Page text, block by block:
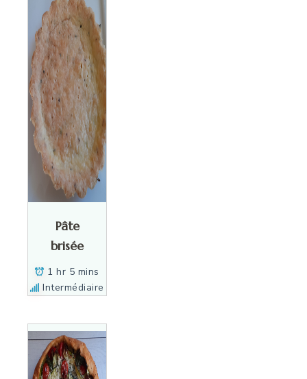
Pâte
brisée
1 hr 5 mins
Intermédiaire